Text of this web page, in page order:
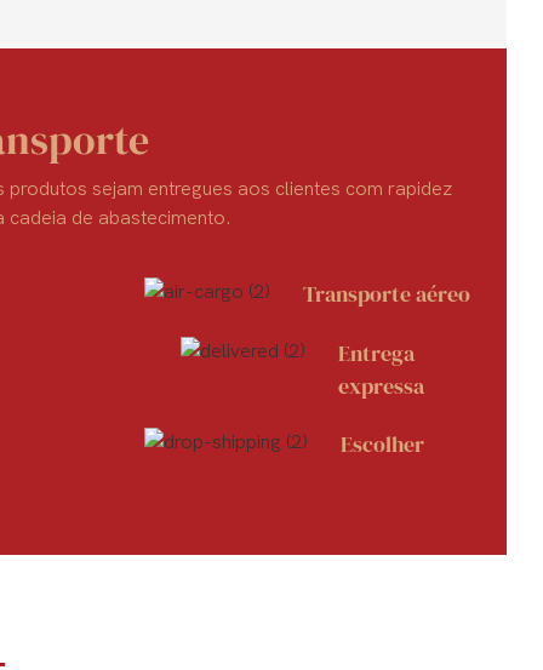
sejam entregues aos clientes com rapidez
cadeia de abastecimento.
Transporte aéreo
Entrega
expressa
Escolher